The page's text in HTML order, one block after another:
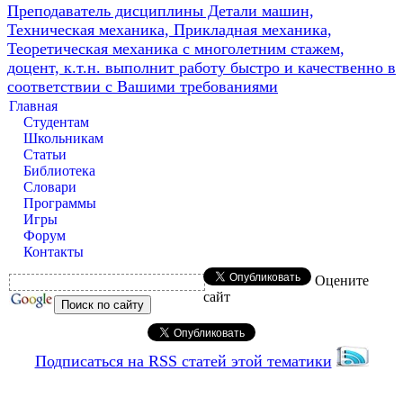
Преподаватель дисциплины Детали машин,
Техническая механика, Прикладная механика,
Теоретическая механика с многолетним стажем,
доцент, к.т.н. выполнит работу быстро и качественно в
соответствии с Вашими требованиями
Главная
Студентам
Школьникам
Статьи
Библиотека
Словари
Программы
Игры
Форум
Контакты
Оцените
сайт
Подписаться на RSS статей этой тематики